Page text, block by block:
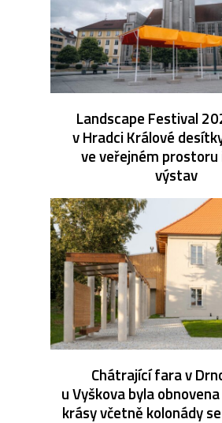
Landscape Festival
v Hradci Králové
ve veřejném prostoru
výstav
Chátrající fara v
u Vyškova byla
krásy včetně kolonády